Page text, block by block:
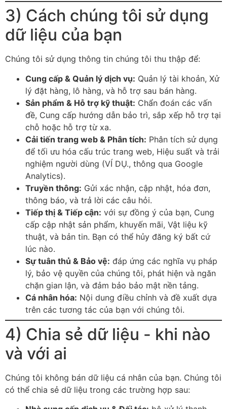
3) Cách chúng tôi sử dụng
dữ liệu của bạn
Chúng tôi sử dụng thông tin chúng tôi thu thập để:
Cung cấp & Quản lý dịch vụ: Quản lý tài khoản, Xử
lý đặt hàng, lô hàng, và hỗ trợ sau bán hàng.
Sản phẩm & Hỗ trợ kỹ thuật: Chẩn đoán các vấn
đề, Cung cấp hướng dẫn bảo trì, sắp xếp hỗ trợ tại
chỗ hoặc hỗ trợ từ xa.
Cải tiến trang web & Phân tích: Phân tích sử dụng
để tối ưu hóa cấu trúc trang web, Hiệu suất và trải
nghiệm người dùng (VÍ DỤ., thông qua Google
Analytics).
Truyền thông: Gửi xác nhận, cập nhật, hóa đơn,
thông báo, và trả lời các câu hỏi.
Tiếp thị & Tiếp cận: với sự đồng ý của bạn, Cung
cấp cập nhật sản phẩm, khuyến mãi, Vật liệu kỹ
thuật, và bản tin. Bạn có thể hủy đăng ký bất cứ
lúc nào.
Sự tuân thủ & Bảo vệ: đáp ứng các nghĩa vụ pháp
lý, bảo vệ quyền của chúng tôi, phát hiện và ngăn
chặn gian lận, và đảm bảo bảo mật nền tảng.
Cá nhân hóa: Nội dung điều chỉnh và đề xuất dựa
trên các tương tác của bạn với chúng tôi.
4) Chia sẻ dữ liệu - khi nào
và với ai
Chúng tôi không bán dữ liệu cá nhân của bạn. Chúng tôi
có thể chia sẻ dữ liệu trong các trường hợp sau: